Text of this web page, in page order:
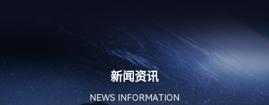
新闻资讯
NEWS INFORMATION